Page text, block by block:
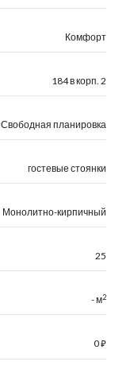
Комфорт
184 в корп. 2
Свободная планировка
гостевые стоянки
Монолитно-кирпичный
25
- м2
0⃏